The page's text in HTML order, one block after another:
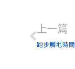
上一篇
跑步觸地時